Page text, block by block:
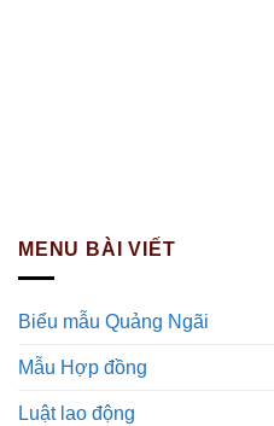
MENU BÀI VIẾT
Biểu mẫu Quảng Ngãi
Mẫu Hợp đồng
Luật lao động